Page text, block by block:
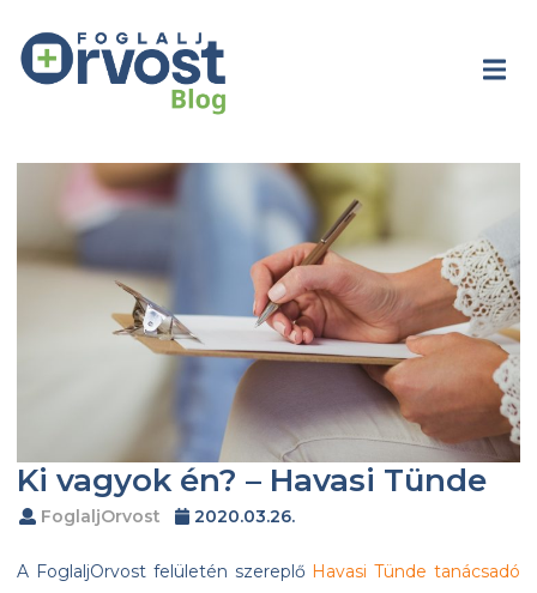
Ki vagyok én? – Havasi Tünde
FoglaljOrvost 2020.03.26.
A FoglaljOrvost felületén szereplő Havasi Tünde tanácsadó